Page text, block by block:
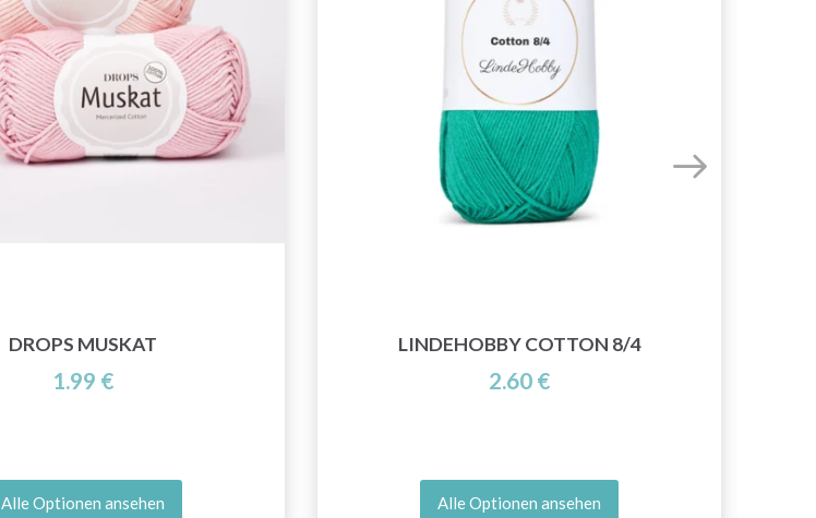
DROPS MUSKAT
1.99 €
Alle Optionen ansehen
LINDEHOBBY COTTON 8/4
2.60 €
Alle Optionen ansehen